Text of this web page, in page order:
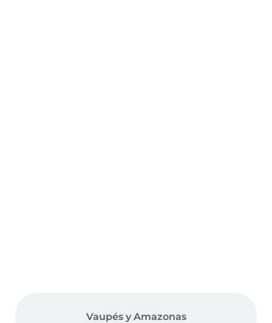
Vaupés y Amazonas